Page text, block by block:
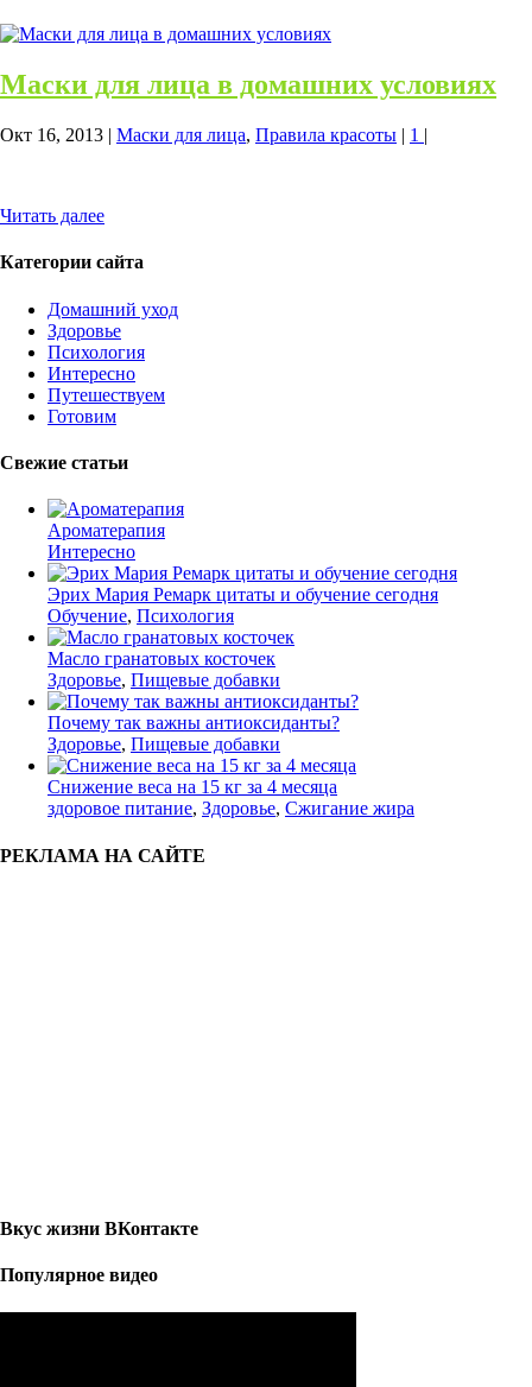
Маски для лица в домашних условиях
Окт 16, 2013 | Маски для лица, Правила красоты | 1 |
Читать далее
Категории сайта
Домашний уход
Здоровье
Психология
Интересно
Путешествуем
Готовим
Свежие статьи
Ароматерапия
Интересно
Эрих Мария Ремарк цитаты и обучение сегодня
Обучение, Психология
Масло гранатовых косточек
Здоровье, Пищевые добавки
Почему так важны антиоксиданты?
Здоровье, Пищевые добавки
Снижение веса на 15 кг за 4 месяца
здоровое питание, Здоровье, Сжигание жира
РЕКЛАМА НА САЙТЕ
Вкус жизни ВКонтакте
Популярное видео